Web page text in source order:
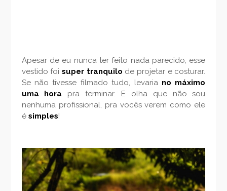
Apesar de eu nunca ter feito nada parecido, esse
vestido foi super tranquilo de projetar e costurar.
Se não tivesse filmado tudo, levaria no máximo
uma hora pra terminar. E olha que não sou
nenhuma profissional, pra vocês verem como ele
é simples!